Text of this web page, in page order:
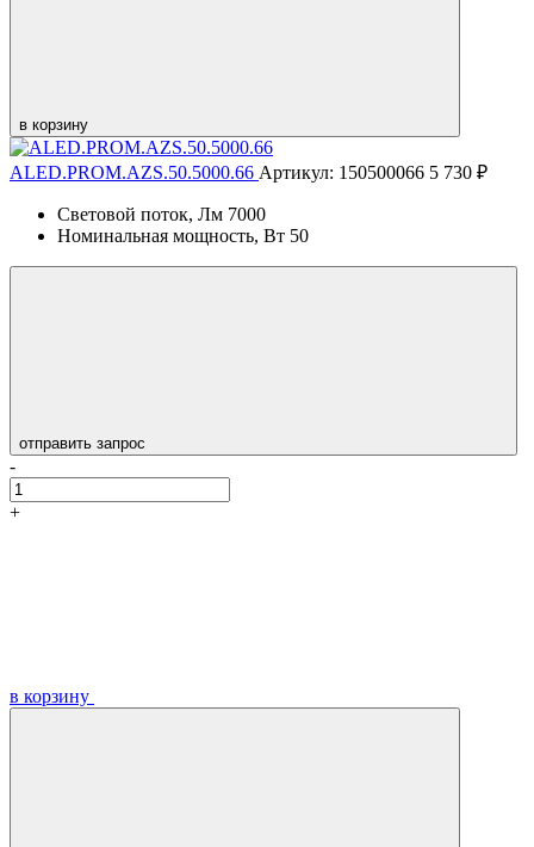
в корзину
ALED.PROM.AZS.50.5000.66 Артикул: 150500066 5 730 ₽
Световой поток, Лм 7000
Номинальная мощность, Вт 50
отправить запрос
-
+
в корзину